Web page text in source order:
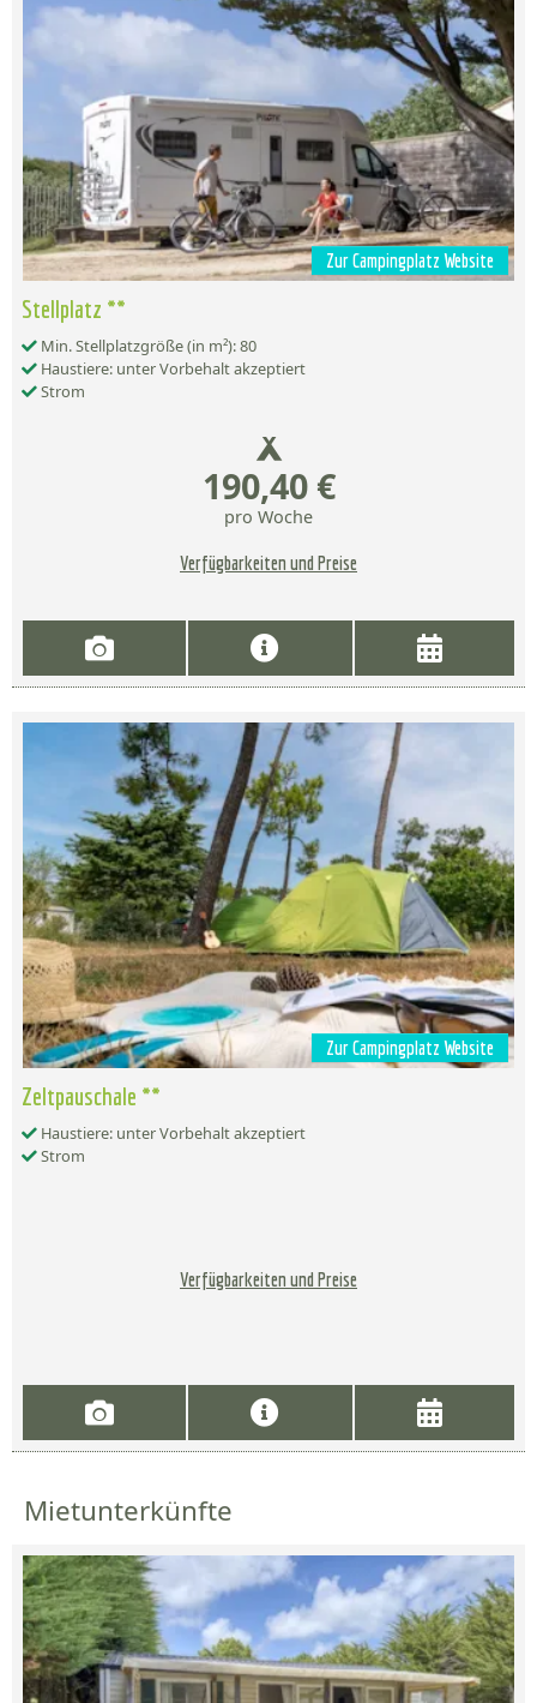
Zur Campingplatz Website
Stellplatz **
Min. Stellplatzgröße (in m²): 80
Haustiere: unter Vorbehalt akzeptiert
Strom
190,40 €
pro Woche
Verfügbarkeiten und Preise
Zur Campingplatz Website
Zeltpauschale **
Haustiere: unter Vorbehalt akzeptiert
Strom
Verfügbarkeiten und Preise
Mietunterkünfte